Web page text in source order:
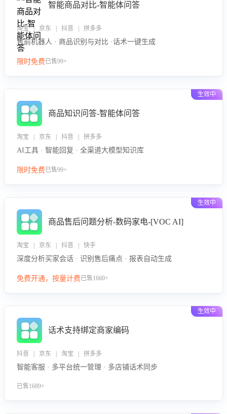
智能商品对比-智能体问答
淘宝 | 京东 | 抖音 | 拼多多
售前机器人 · 商品识别与对比 ·话术一键生成
限时免费已售99+
生效中
商品知识问答-智能体问答
淘宝 | 京东 | 抖音 | 拼多多
AI工具 · 智能回复 · 全渠道大模型知识库
限时免费已售99+
生效中
商品售后问题分析-数码家电-[VOC AI]
淘宝 | 京东 | 抖音 | 快手
深度分析买家会话 · 识别售后痛点 · 报表自动生成
免费开通，按量计费已售1660+
生效中
话术支持绑定商家编码
抖音 | 京东 | 淘宝 | 拼多多
智能客服 · 多平台统一管理 · 多店铺话术同步
已售1689+